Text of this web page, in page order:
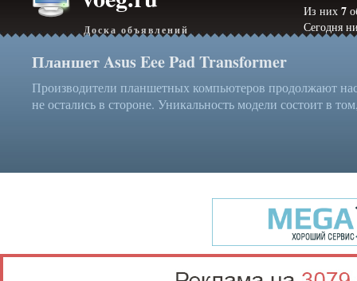
Доска объявлений
Из них 7
Сегодня
Планшет Asus Eee Pad Transformer
Производители планшетных компьютеров продолжают
не остались в стороне. Уникальность модели состоит в